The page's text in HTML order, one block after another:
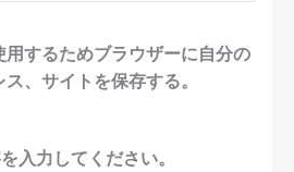
用するためブラウザーに自分の
、サイトを保存する。
入力してください。